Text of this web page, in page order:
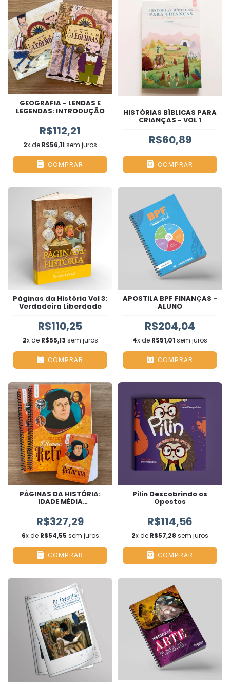
GEOGRAFIA - LENDAS E
LEGENDAS: INTRODUÇÃO
R$112,21
2x de R$56,11 sem juros
COMPRAR
HISTÓRIAS BÍBLICAS PARA
CRIANÇAS - VOL 1
R$60,89
COMPRAR
Páginas da História Vol 3:
Verdadeira Liberdade
R$110,25
2x de R$55,13 sem juros
COMPRAR
APOSTILA BPF FINANÇAS -
ALUNO
R$204,04
4x de R$51,01 sem juros
COMPRAR
PÁGINAS DA HISTÓRIA:
IDADE MÉDIA
REFORMA
R$327,29
6x de R$54,55 sem juros
COMPRAR
Pilin Descobrindo os
Opostos
R$114,56
2x de R$57,28 sem juros
COMPRAR